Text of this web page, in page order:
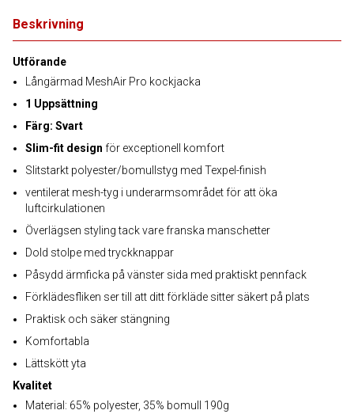
Beskrivning
Utförande
Långärmad MeshAir Pro kockjacka
1 Uppsättning
Färg: Svart
Slim-fit design för exceptionell komfort
Slitstarkt polyester/bomullstyg med Texpel-finish
ventilerat mesh-tyg i underarmsområdet för att öka
luftcirkulationen
Överlägsen styling tack vare franska manschetter
Dold stolpe med tryckknappar
Påsydd ärmficka på vänster sida med praktiskt pennfack
Förklädesfliken ser till att ditt förkläde sitter säkert på plats
Praktisk och säker stängning
Komfortabla
Lättskött yta
Kvalitet
Material: 65% polyester, 35% bomull 190g